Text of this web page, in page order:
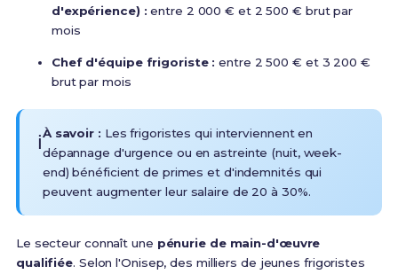
d'expérience) : entre 2 000 € et 2 500 € brut par
mois
Chef d'équipe frigoriste : entre 2 500 € et 3 200 €
brut par mois
ℹ️À savoir : Les frigoristes qui interviennent en
dépannage d'urgence ou en astreinte (nuit, week-
end) bénéficient de primes et d'indemnités qui
peuvent augmenter leur salaire de 20 à 30%.
Le secteur connaît une pénurie de main-d'œuvre
qualifiée. Selon l'Onisep, des milliers de jeunes frigoristes